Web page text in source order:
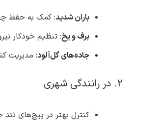
باران شدید: کمک به حفظ
برف و یخ: تنظیم خودکار
جاده‌های گل‌آلود: مدیریت
2. در رانندگی شهری
کنترل بهتر در پیچ‌های تند